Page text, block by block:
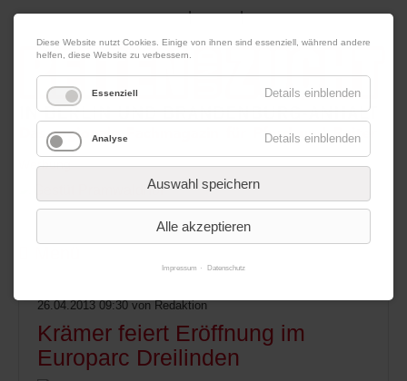
09. August 2026 Impressum|Kontakt|Datenschutz
Werbung
26.04.2013 09:30 von Redaktion
Krämer feiert Eröffnung im
Europarc Dreilinden
Diese Website nutzt Cookies. Einige von ihnen sind essenziell, während andere
helfen, diese Website zu verbessern.
Essenziell Details einblenden
Analyse Details einblenden
Auswahl speichern
Alle akzeptieren
Impressum Datenschutz